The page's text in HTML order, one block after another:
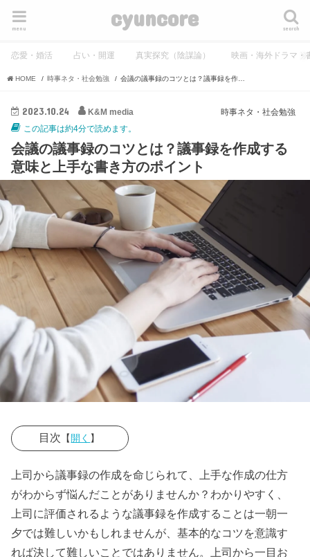
cyuncore search
menu
恋愛・婚活 占い・開運 真実探究（陰謀論） 映画・海外ドラマ・
HOME 時事ネタ・社会勉強
時事ネタ・社会勉強
2023.10.24
K&M media
この記事は約4分で読めます。
会議の議事録のコツとは？議事録を作成する
意味と上手な書き方のポイント
目次 【開く 】
› 議事録の書き
方のコツをつ
かむには議事
録作成の目
的・意味を意
上司から議事録の作成を命じられて、上手な作成の仕方
がわからず悩んだことがありませんか？わかりやすく、
上司に評価されるような議事録を作成することは一朝一
夕では難しいかもしれませんが、基本的なコツを意識す
れば決して難しいことではありません。上司から一目お